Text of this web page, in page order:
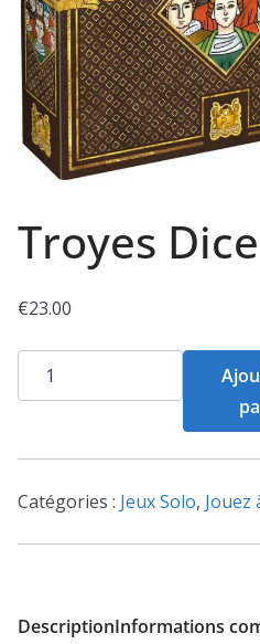
Troyes Dice
€23.00
quantité
de
Dice
Catégories : Jeux Solo, Jouez
DescriptionInformations